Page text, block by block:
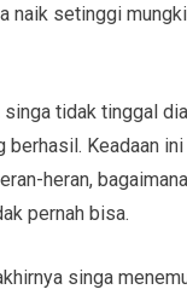
naik setinggi
tidak tinggal
berhasil. Keadaan
heran,
pernah bisa.
singa